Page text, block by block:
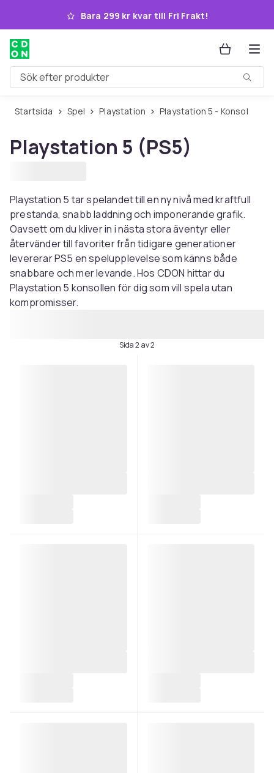
Hoppa till huvudinnehållet
Bara 299 kr kvar till Fri Frakt!
Sök efter produkter
Startsida Spel Playstation Playstation 5 - Konsol
Playstation 5 (PS5)
Playstation 5 tar spelandet till en ny nivå med kraftfull
prestanda, snabb laddning och imponerande grafik.
Oavsett om du kliver in i nästa stora äventyr eller
återvänder till favoriter från tidigare generationer
levererar PS5 en spelupplevelse som känns både
snabbare och mer levande. Hos CDON hittar du
Playstation 5 konsollen för dig som vill spela utan
kompromisser.
Sida 2 av 2